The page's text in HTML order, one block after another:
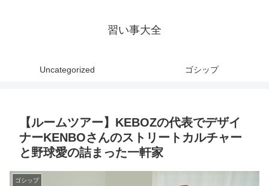
習い事大全
Uncategorized ゴシップ
【ルームツアー】KEBOZの代表でデザイ
ナーKENBOさんのストリートカルチャー
と野球愛の詰まった一軒家
ゴシップ